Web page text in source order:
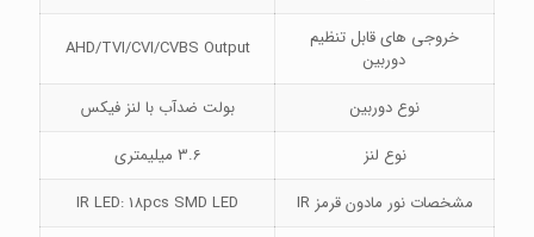
خروجی های قابل تنظیم
دوربین
AHD/TVI/CVI/CVBS Output
نوع دوربین
بولت ضدآب با لنز فیکس
نوع لنز
3.6 میلیمتری
مشخصات نور مادون قرمز IR
IR LED: 18pcs SMD LED